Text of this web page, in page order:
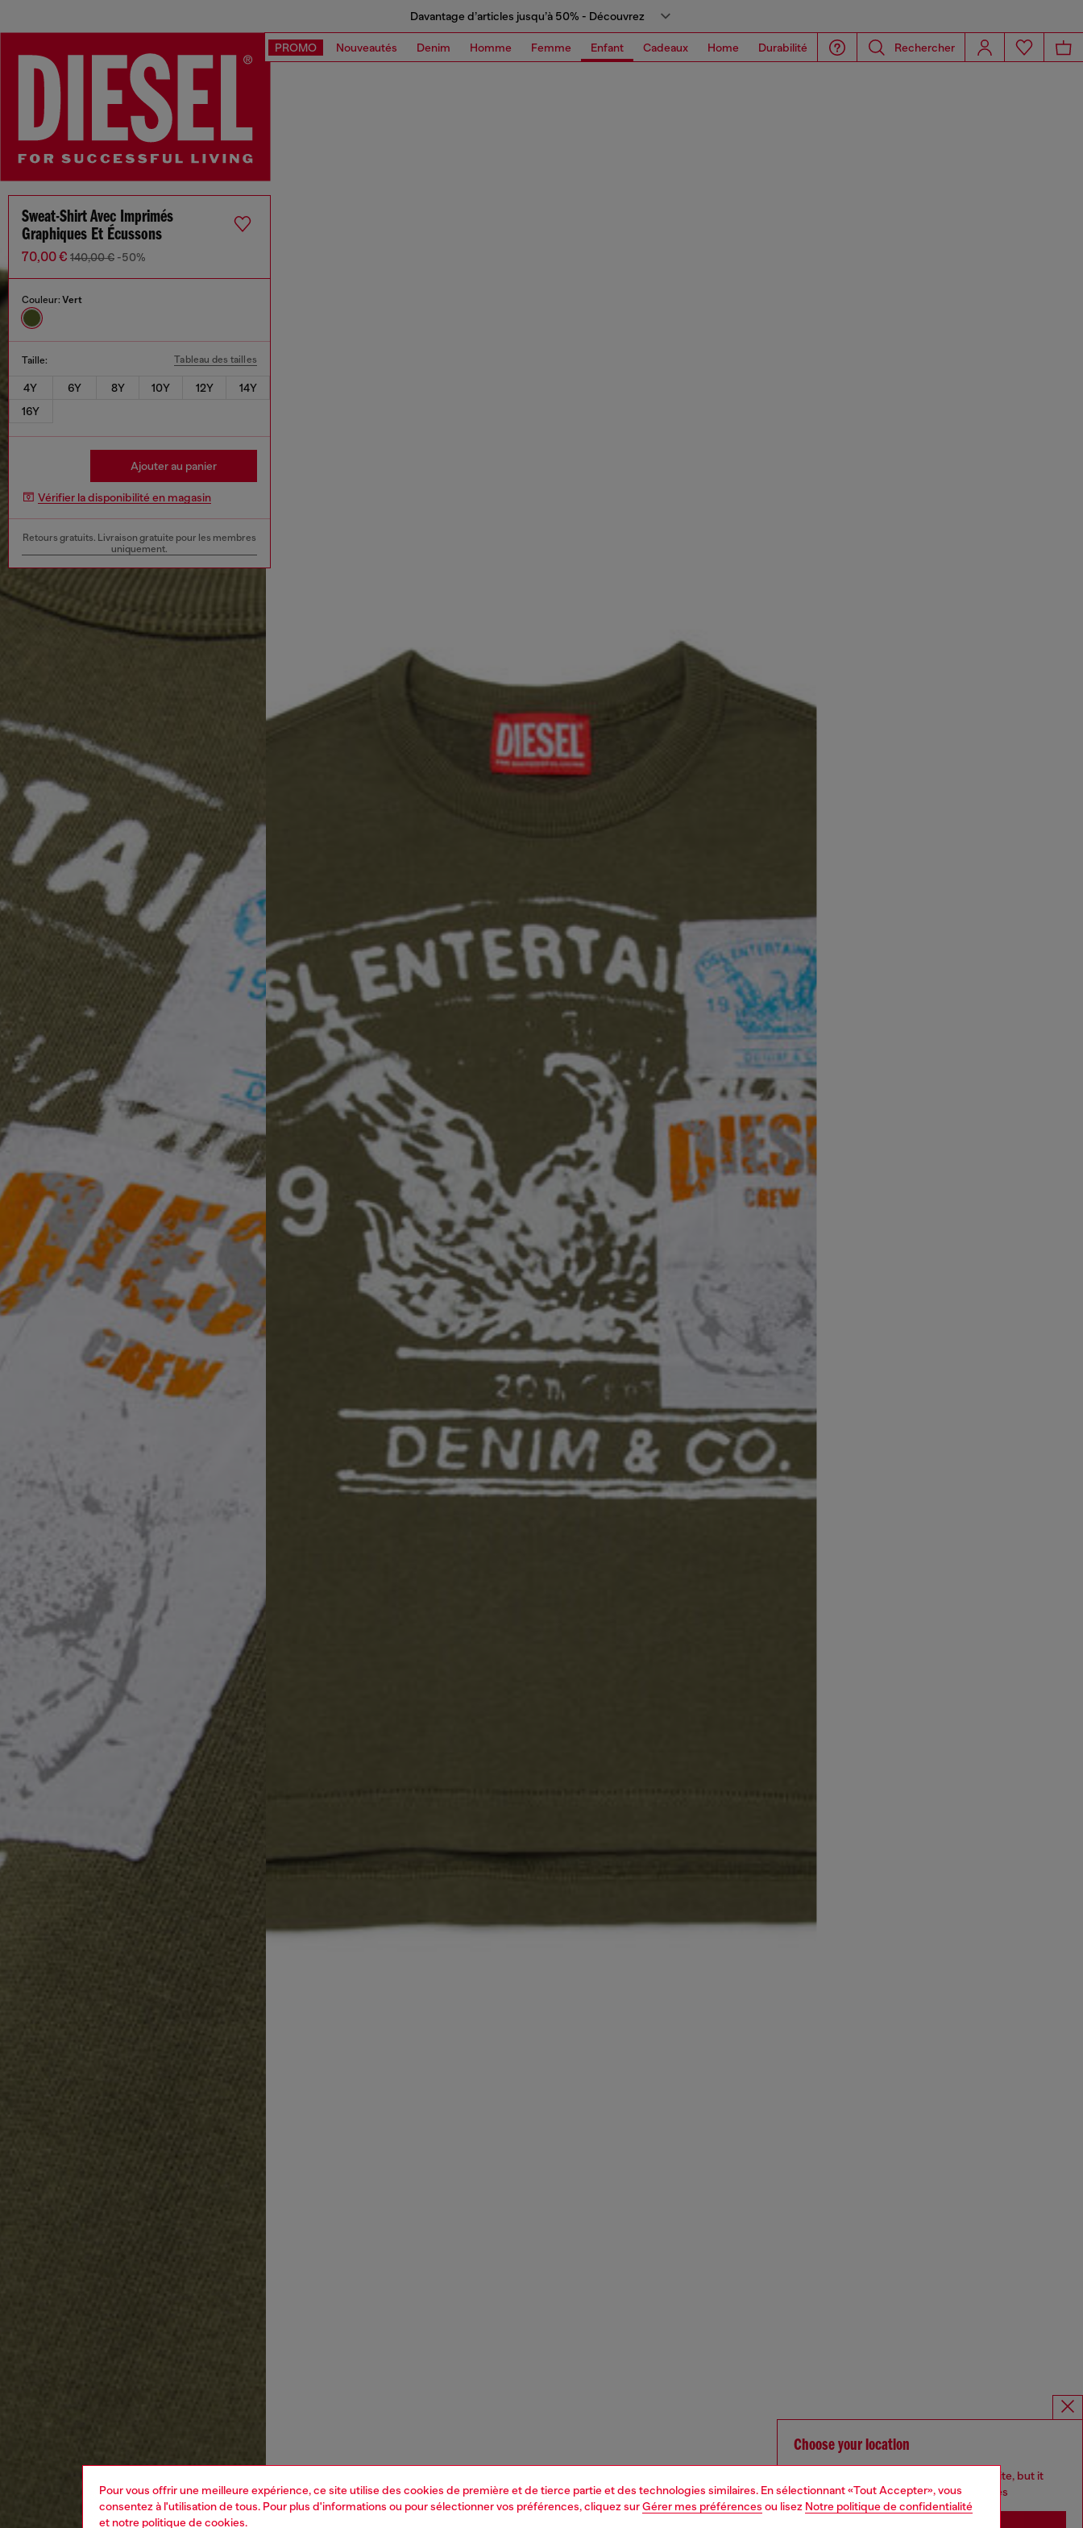
Pour vous offrir une meilleure expérience, ce site utilise des cookies de première et de tierce partie et des technologies similaires. En sélectionnant «Tout Accepter», vous
consentez à l'utilisation de tous. Pour plus d'informations ou pour sélectionner vos préférences, cliquez surGérer mes préférences ou lisez Notre politique de confidentialité
et notre politique de cookies.
Davantage d’articles jusqu’à 50% - Découvrez
PROMO Nouveautés Denim Homme Femme Enfant Cadeaux Home Durabilité Rechercher
Sweat-Shirt Avec Imprimés
Graphiques Et Écussons
70,00 € 140,00 € -50%
Couleur: Vert
Taille: Tableau des tailles
4Y 6Y 8Y 10Y 12Y
14Y
16Y
Ajouter au panier
Vérifier la disponibilité en magasin
Retours gratuits. Livraison gratuite pour les membres
uniquement.
Choose your location
You are currently browsing France website, but it
seems you may be based in United States